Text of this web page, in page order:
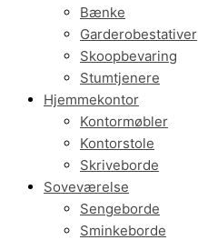
Bænke
Garderobestativer
Skoopbevaring
Stumtjenere
Hjemmekontor
Kontormøbler
Kontorstole
Skriveborde
Soveværelse
Sengeborde
Sminkeborde